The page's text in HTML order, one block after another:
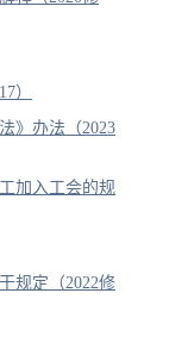
）
》办法（2023
加入工会的规
规定（2022修